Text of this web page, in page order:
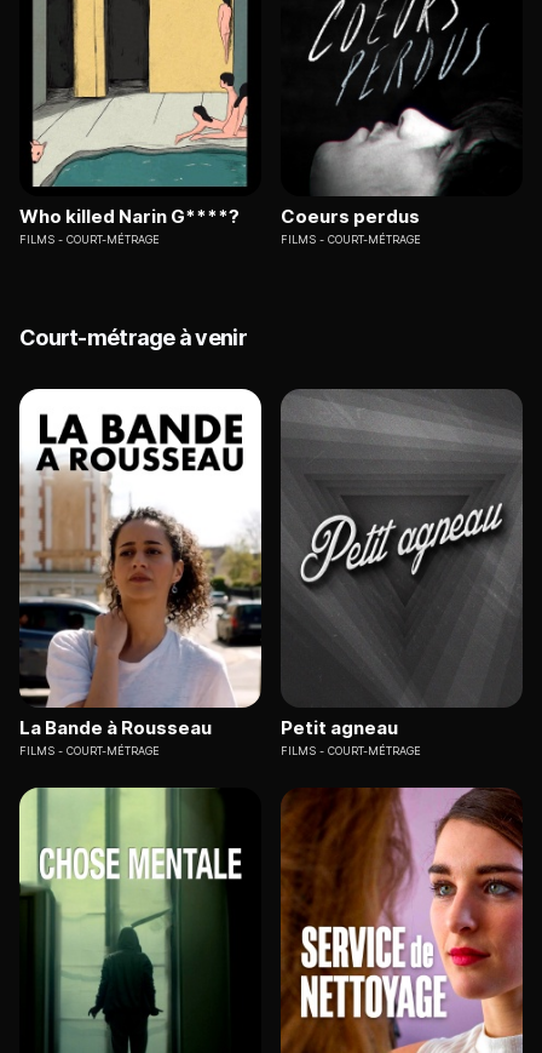
Who killed Narin G****?
FILMS COURT-MÉTRAGE
Coeurs perdus
FILMS COURT-MÉTRAGE
Court-métrage à venir
La Bande à Rousseau
FILMS COURT-MÉTRAGE
Petit agneau
FILMS COURT-MÉTRAGE